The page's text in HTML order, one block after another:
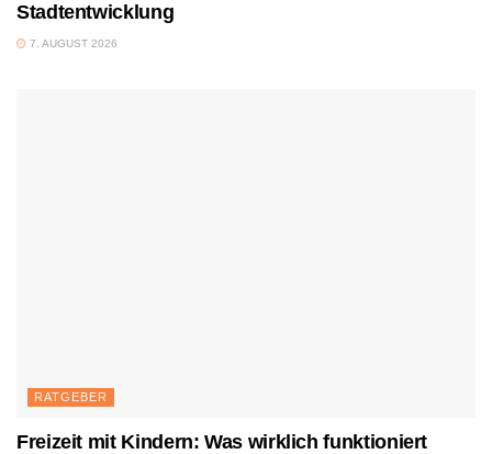
Stadtentwicklung
7. AUGUST 2026
RATGEBER
Freizeit mit Kindern: Was wirklich funktioniert